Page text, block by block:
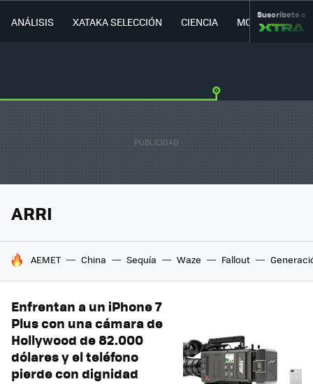
ANÁLISIS XATAKA SELECCIÓN CIENCIA MOVILIDAD
Suscríbete a
ARRI
HOY SE HABLA DE
AEMET China Sequía Waze Fallout
Enfrentan a un iPhone 7
Plus con una cámara de
Hollywood de 82.000
dólares y el teléfono
pierde con dignidad